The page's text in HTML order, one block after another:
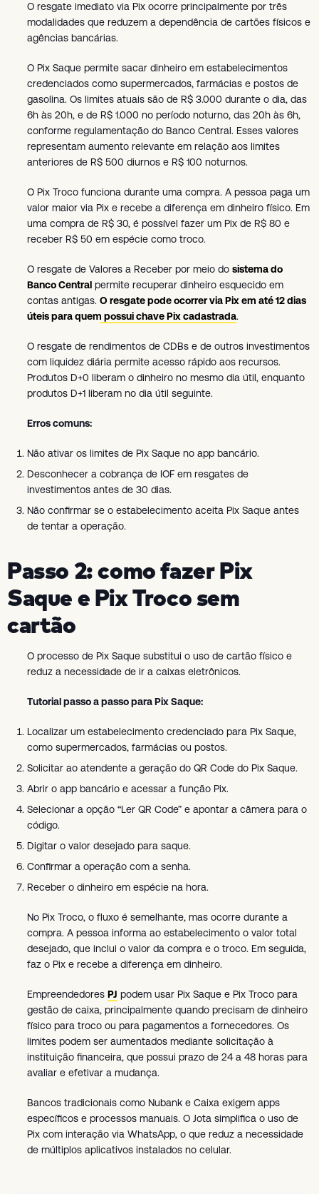
O resgate imediato via Pix ocorre principalmente por três
modalidades que reduzem a dependência de cartões físicos e
agências bancárias.
O Pix Saque permite sacar dinheiro em estabelecimentos
credenciados como supermercados, farmácias e postos de
gasolina. Os limites atuais são de R$ 3.000 durante o dia, das
6h às 20h, e de R$ 1.000 no período noturno, das 20h às 6h,
conforme regulamentação do Banco Central. Esses valores
representam aumento relevante em relação aos limites
anteriores de R$ 500 diurnos e R$ 100 noturnos.
O Pix Troco funciona durante uma compra. A pessoa paga um
valor maior via Pix e recebe a diferença em dinheiro físico. Em
uma compra de R$ 30, é possível fazer um Pix de R$ 80 e
receber R$ 50 em espécie como troco.
O resgate de Valores a Receber por meio do sistema do
Banco Central permite recuperar dinheiro esquecido em
contas antigas. O resgate pode ocorrer via Pix em até 12 dias
úteis para quem possui chave Pix cadastrada.
O resgate de rendimentos de CDBs e de outros investimentos
com liquidez diária permite acesso rápido aos recursos.
Produtos D+0 liberam o dinheiro no mesmo dia útil, enquanto
produtos D+1 liberam no dia útil seguinte.
Erros comuns:
Não ativar os limites de Pix Saque no app bancário.
Desconhecer a cobrança de IOF em resgates de
investimentos antes de 30 dias.
Não confirmar se o estabelecimento aceita Pix Saque antes
de tentar a operação.
Passo 2: como fazer Pix
Saque e Pix Troco sem
cartão
O processo de Pix Saque substitui o uso de cartão físico e
reduz a necessidade de ir a caixas eletrônicos.
Tutorial passo a passo para Pix Saque:
Localizar um estabelecimento credenciado para Pix Saque,
como supermercados, farmácias ou postos.
Solicitar ao atendente a geração do QR Code do Pix Saque.
Abrir o app bancário e acessar a função Pix.
Selecionar a opção “Ler QR Code” e apontar a câmera para o
código.
Digitar o valor desejado para saque.
Confirmar a operação com a senha.
Receber o dinheiro em espécie na hora.
No Pix Troco, o fluxo é semelhante, mas ocorre durante a
compra. A pessoa informa ao estabelecimento o valor total
desejado, que inclui o valor da compra e o troco. Em seguida,
faz o Pix e recebe a diferença em dinheiro.
Empreendedores PJ podem usar Pix Saque e Pix Troco para
gestão de caixa, principalmente quando precisam de dinheiro
físico para troco ou para pagamentos a fornecedores. Os
limites podem ser aumentados mediante solicitação à
instituição financeira, que possui prazo de 24 a 48 horas para
avaliar e efetivar a mudança.
Bancos tradicionais como Nubank e Caixa exigem apps
específicos e processos manuais. O Jota simplifica o uso de
Pix com interação via WhatsApp, o que reduz a necessidade
de múltiplos aplicativos instalados no celular.